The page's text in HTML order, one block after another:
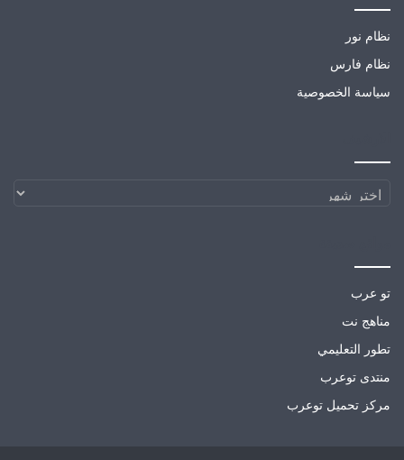
نظام نور
نظام فارس
سياسة الخصوصية
الارشيف
تو عرب
مناهج نت
تطور التعليمي
منتدى توعرب
مركز تحميل توعرب